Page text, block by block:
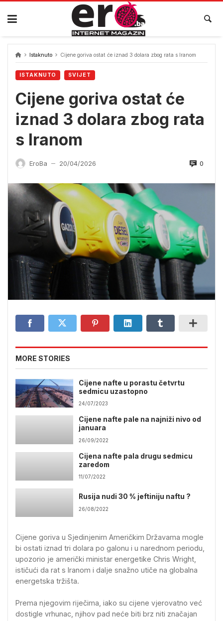
Skip
content
Istaknuto Cijene goriva ostat će iznad 3 dolara zbog rata s Iranom
ISTAKNUTO SVIJET
Cijene goriva ostat će
iznad 3 dolara zbog rata
s Iranom
EroBa — 20/04/2026 0
MORE STORIES
Cijene nafte u porastu četvrtu
sedmicu uzastopno
24/07/2023
Cijene nafte pale na najniži nivo od
januara
26/09/2022
Cijena nafte pala drugu sedmicu
zaredom
11/07/2022
Rusija nudi 30 % jeftiniju naftu ?
26/08/2022
Cijene goriva u Sjedinjenim Američkim Državama mogle
bi ostati iznad tri dolara po galonu i u narednom periodu,
upozorio je američki ministar energetike Chris Wright,
ističući da rat s Iranom i dalje snažno utiče na globalna
energetska tržišta.
Prema njegovim riječima, iako su cijene vjerovatno već
dostigle vrhunac, njihov pad neće biti brz niti značajan